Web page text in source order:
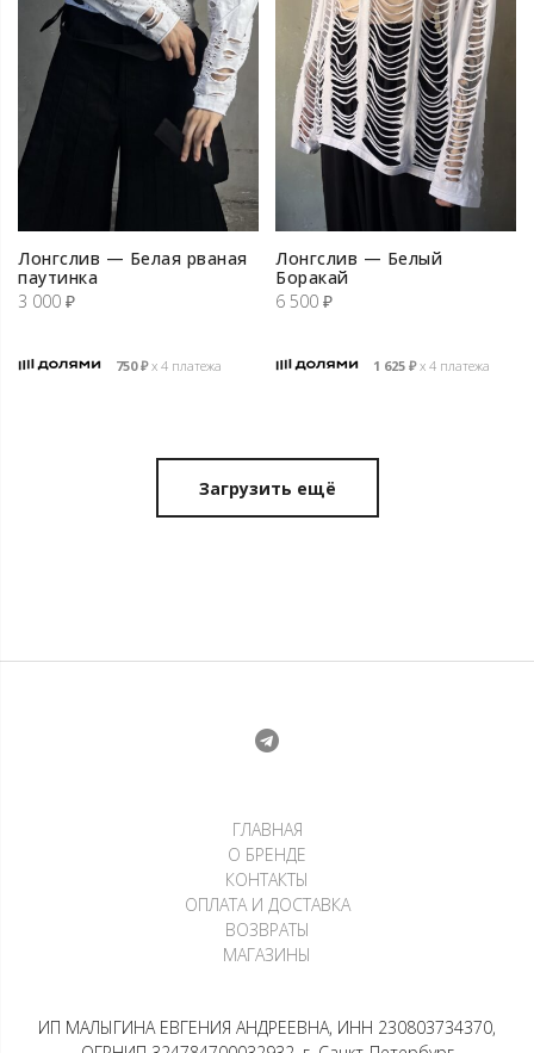
Лонгслив — Белая рваная
паутинка
3 000 ₽
750₽х 4 платежа
Лонгслив — Белый
Боракай
6 500 ₽
1 625 ₽х 4 платежа
Лонгслив — Параллель
белая с порезкой
3 900